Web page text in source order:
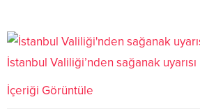
İstanbul Valiliği’nden sağanak uyarısı
İçeriği Görüntüle